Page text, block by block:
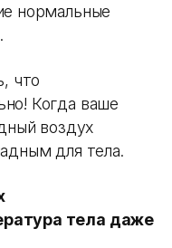
нормальные
что
Когда ваше
воздух
для тела.
тела даже